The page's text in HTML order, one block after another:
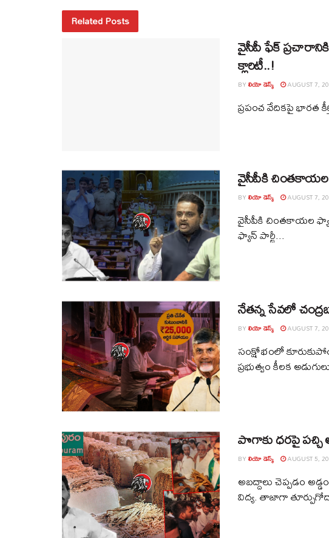
Related Posts
వైసీపీ ఫేక్
క్లారిటీ..!
BY లియో డెస్క్ AUGUST 7,
ప్రపంచ వేదికపై భారత
వైసీపీకి చింతకాయల
BY లియో డెస్క్ AUGUST 7,
వైసీపీకి చింతకాయల
ఫ్యాన్‌ పార్టీ...
నేతన్న సేవలో
BY లియో డెస్క్ AUGUST 7,
సంక్షోభంలో
ప్రభుత్వం కీలక
పొగాకు ధరపై పచ్చి
BY లియో డెస్క్ AUGUST 5,
అబద్దాలు చెప్పడం
విద్య. తాజాగా